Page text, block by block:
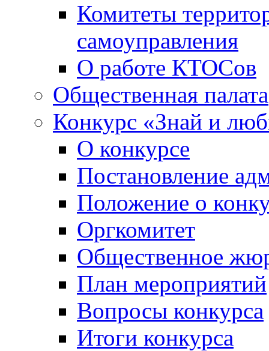
Комитеты
самоуправления
О работе КТОСов
Общественная палата
Конкурс «Знай и
О конкурсе
Постановление
Положение о
Оргкомитет
Общественное
План мероприятий
Вопросы конкурса
Итоги конкурса